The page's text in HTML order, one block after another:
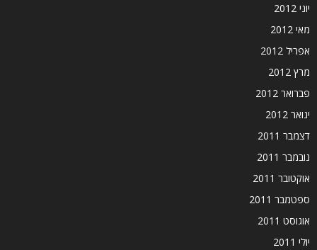
יוני 2012
מאי 2012
אפריל 2012
מרץ 2012
פברואר 2012
ינואר 2012
דצמבר 2011
נובמבר 2011
אוקטובר 2011
ספטמבר 2011
אוגוסט 2011
יולי 2011